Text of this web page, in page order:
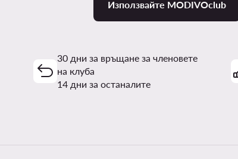
Използвайте MODIVOclub
30 дни за връщане за членовете
на клуба
14 дни за останалите